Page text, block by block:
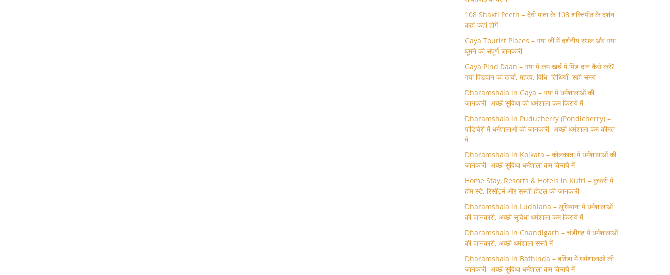
108 Shakti Peeth – देवी माता के 108 शक्तिपीठ के दर्शन
कहां-कहां होगें
Gaya Tourist Places – गया जी में दर्शनीय स्थल और गया
घूमने की संपूर्ण जानकारी
Gaya Pind Daan – गया में कम खर्च में पिंड दान कैसे करें?
गया पिंडदान का खर्चा, महत्व, विधि, तिथियाँ, सही समय
Dharamshala in Gaya – गया में धर्मशालाओं की
जानकारी, अच्छी सुविधा की धर्मशाला कम किराये में
Dharamshala in Puducherry (Pondicherry) –
पांडिचेरी में धर्मशालाओं की जानकारी, अच्छी धर्मशाला कम कीमत
में
Dharamshala in Kolkata – कोलकाता में धर्मशालाओं की
जानकारी, अच्छी सुविधा धर्मशाला कम किराये में
Home Stay, Resorts & Hotels in Kufri – कुफरी में
होम स्‍टे, रिसॉर्ट्स और सस्ती होटल की जानकारी
Dharamshala in Ludhiana – लुधियाना में धर्मशालाओं
की जानकारी, अच्छी सुविधा धर्मशाला कम किराये में
Dharamshala in Chandigarh – चंडीगढ़ में धर्मशालाओं
की जानकारी, अच्छी धर्मशाला सस्ते में
Dharamshala in Bathinda – बठिंडा में धर्मशालाओं की
जानकारी, अच्छी सुविधा धर्मशाला कम किराये में